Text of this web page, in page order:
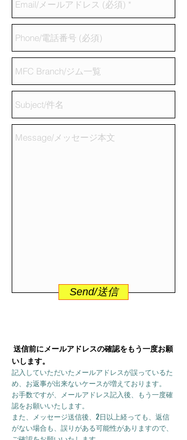
Send/送信
送信前にメールアドレスの確認をもう一度お願
いします。
記入していただいたメールアドレスが誤っているた
め、お返事が出来ないケースが増えております。
お手数ですが、メールアドレス記入後、もう一度確
認をお願いいたします。
また、メッセージ送信後、2日以上経っても、返信
がない場合も、誤りがある可能性がありますので、